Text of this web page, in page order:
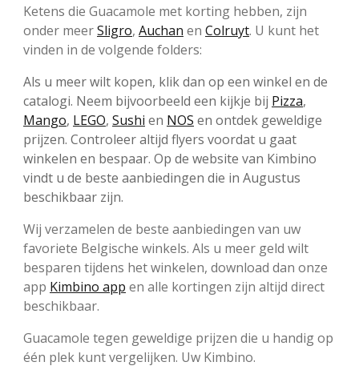
Ketens die Guacamole met korting hebben, zijn
onder meerSligro, Auchan en Colruyt. U kunt het
vinden in de volgende folders:
Als u meer wilt kopen, klik dan op een winkel en de
catalogi. Neem bijvoorbeeld een kijkje bij Pizza,
Mango, LEGO, Sushi en NOS en ontdek geweldige
prijzen. Controleer altijd flyers voordat u gaat
winkelen en bespaar. Op de website van Kimbino
vindt u de beste aanbiedingen die in Augustus
beschikbaar zijn.
Wij verzamelen de beste aanbiedingen van uw
favoriete Belgische winkels. Als u meer geld wilt
besparen tijdens het winkelen, download dan onze
app Kimbino app en alle kortingen zijn altijd direct
beschikbaar.
Guacamole tegen geweldige prijzen die u handig op
één plek kunt vergelijken. Uw Kimbino.